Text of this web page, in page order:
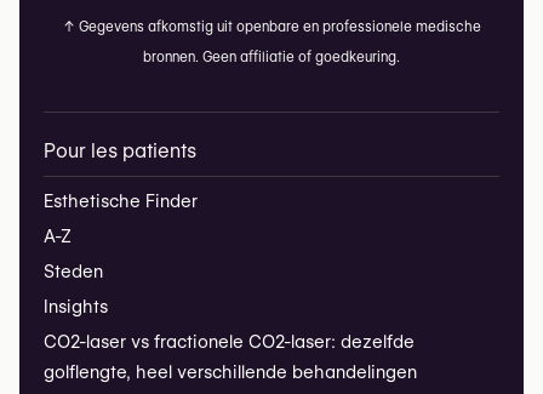
↑ Gegevens afkomstig uit openbare en professionele medische
bronnen. Geen affiliatie of goedkeuring.
Pour les patients
Esthetische Finder
A-Z
Steden
Insights
CO2-laser vs fractionele CO2-laser: dezelfde
golflengte, heel verschillende behandelingen